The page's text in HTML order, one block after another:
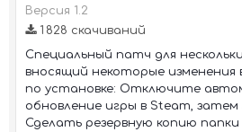
Версия 1.2
1 828 скачиваний
Специальный патч для
вносящий некоторые изменения
по установке: Отключите
обновление игры в Steam, затем
Сделать резервную копию